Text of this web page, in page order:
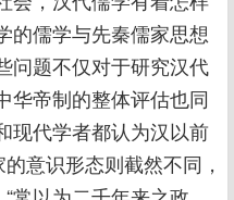
的儒学与先秦儒家思想
问题不仅对于研究汉代
华帝制的整体评估也同
现代学者都认为汉以前
意识形态则截然不同，